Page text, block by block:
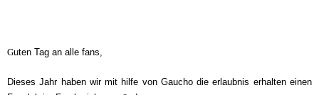
Guten Tag an alle fans,
Dieses Jahr haben wir mit hilfe von Gaucho die erlaubnis erhalten einen